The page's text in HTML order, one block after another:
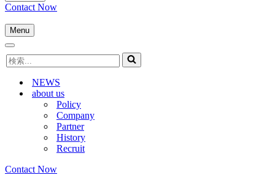
Contact Now
Menu
ナ
ゲ
シ
ョ
ナ
ビ
検
索...
NEWS
about us
Policy
Company
Partner
History
Recruit
Contact Now